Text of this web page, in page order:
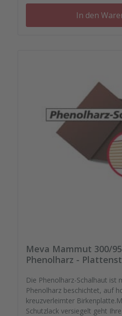
In den
Meva Mammut 300/
Phenolharz -
Die Phenolharz-Schalhaut ist
Phenolharz beschichtet, auf
kreuzverleimter
Schutzlack versiegelt geht